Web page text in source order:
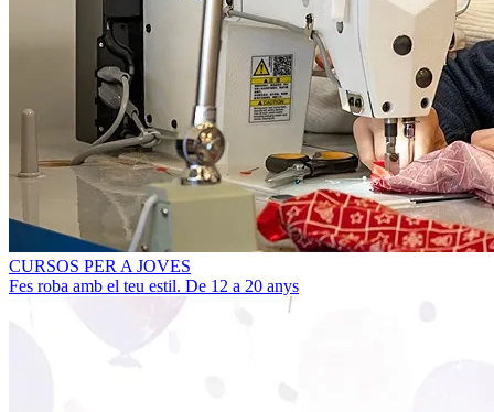
CURSOS PER A JOVES
Fes roba amb el teu estil. De 12 a 20 anys